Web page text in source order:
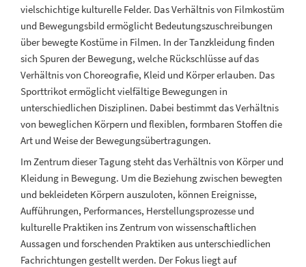
vielschichtige kulturelle Felder. Das Verhältnis von Filmkostüm
und Bewegungsbild ermöglicht Bedeutungszuschreibungen
über bewegte Kostüme in Filmen. In der Tanzkleidung finden
sich Spuren der Bewegung, welche Rückschlüsse auf das
Verhältnis von Choreografie, Kleid und Körper erlauben. Das
Sporttrikot ermöglicht vielfältige Bewegungen in
unterschiedlichen Disziplinen. Dabei bestimmt das Verhältnis
von beweglichen Körpern und flexiblen, formbaren Stoffen die
Art und Weise der Bewegungsübertragungen.
Im Zentrum dieser Tagung steht das Verhältnis von Körper und
Kleidung in Bewegung. Um die Beziehung zwischen bewegten
und bekleideten Körpern auszuloten, können Ereignisse,
Aufführungen, Performances, Herstellungsprozesse und
kulturelle Praktiken ins Zentrum von wissenschaftlichen
Aussagen und forschenden Praktiken aus unterschiedlichen
Fachrichtungen gestellt werden. Der Fokus liegt auf